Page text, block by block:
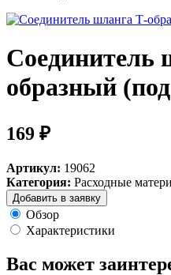
Соединитель
образный
169 ₽
Артикул: 19062
Категория: Расходные
Добавить в заявку
Обзор
Характеристики
Вас может